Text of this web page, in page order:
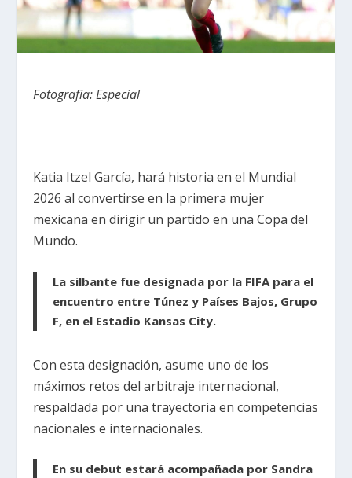
Fotografía: Especial
Katia Itzel García, hará historia en el Mundial
2026 al convertirse en la primera mujer
mexicana en dirigir un partido en una Copa del
Mundo.
La silbante fue designada por la FIFA para el
encuentro entre Túnez y Países Bajos, Grupo
F, en el Estadio Kansas City.
Con esta designación, asume uno de los
máximos retos del arbitraje internacional,
respaldada por una trayectoria en competencias
nacionales e internacionales.
En su debut estará acompañada por Sandra